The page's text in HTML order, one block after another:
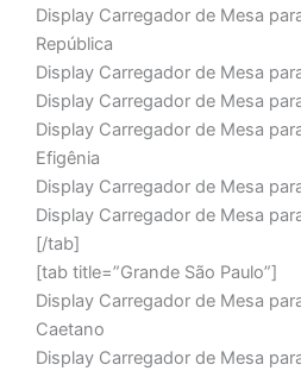
Display Carregador de Mesa
República
Display Carregador de Mesa
Display Carregador de Mesa
Display Carregador de Mesa
Efigênia
Display Carregador de Mesa
Display Carregador de Mesa
[/tab]
[tab title=”Grande São Paulo”]
Display Carregador de Mesa
Caetano
Display Carregador de Mesa